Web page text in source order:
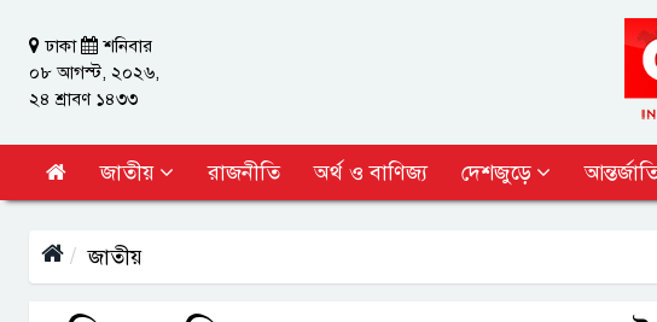
ঢাকা
শনিবার
০৮ আগস্ট, ২০২৬,
২৪ শ্রাবণ ১৪৩৩
জাতীয় রাজনীতি অর্থ ও বাণিজ্য দেশজুড়ে
জাতীয়